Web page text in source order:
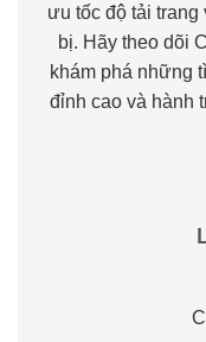
ưu tốc độ tải
bị. Hãy theo dõi
khám phá những
đỉnh cao và hành